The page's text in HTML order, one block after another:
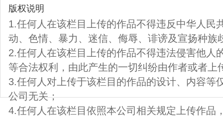
版权说明
1.任何人在该栏目上传的作品不得违反中华人民
动、色情、暴力、迷信、侮辱、诽谤及宣扬种族
2.任何人在该栏目上传的作品不得违法侵害他人
等合法权利，由此产生的一切纠纷由作者或者上
3.任何人对上传于该栏目的作品的设计、内容等
公司无关；
4.任何人在该栏目依照本公司相关规定上传作品